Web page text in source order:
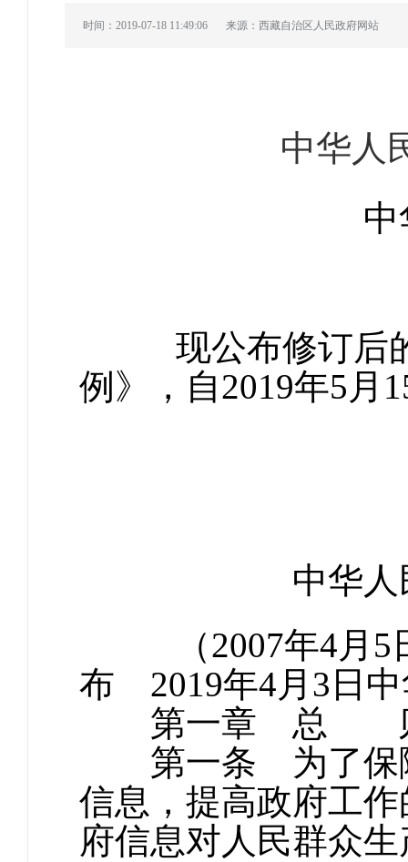
时间：2019-07-18 11:49:06 来源：西藏自治区人民政府网站
中华人
现公布修订后的
例》，自2019年5月
中华
（2007年4月5
布 2019年4月3日中
第一章 总
第一条 为了保障
信息，提高政府工
府信息对人民群众